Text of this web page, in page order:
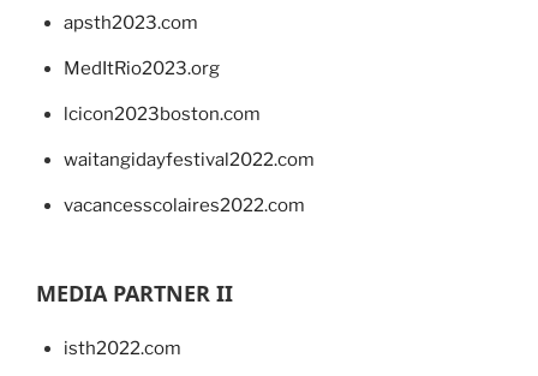
apsth2023.com
MedItRio2023.org
lcicon2023boston.com
waitangidayfestival2022.com
vacancesscolaires2022.com
MEDIA PARTNER II
isth2022.com